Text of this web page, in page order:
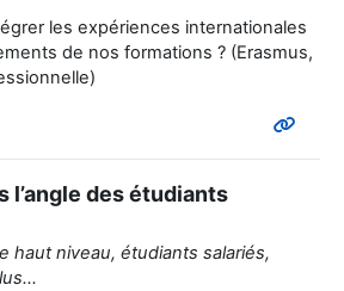
les expériences internationales
de nos formations ? (Erasmus,
l’angle des étudiants
haut niveau, étudiants salariés,